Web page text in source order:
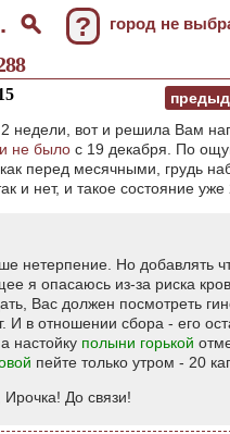
? город не
недели, вот и решила Вам
не было с 19 декабря. По
перед месячными, грудь
и нет, и такое состояние уже
нетерпение. Но добавлять
я опасаюсь из-за риска
Вас должен посмотреть
И в отношении сбора - его
настойку полыни горькой
пейте только утром - 20
Ирочка! До связи!